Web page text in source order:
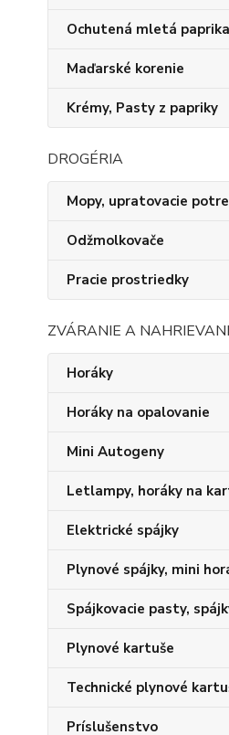
Ochutená mletá paprika
Maďarské korenie
Krémy, Pasty z papriky
DROGÉRIA
Mopy, upratovacie
Odžmolkovače
Pracie prostriedky
ZVÁRANIE A
Horáky
Horáky na opalovanie
Mini Autogeny
Letlampy, horáky na
Elektrické spájky
Plynové spájky, mini
Spájkovacie pasty,
Plynové kartuše
Technické plynové
Príslušenstvo